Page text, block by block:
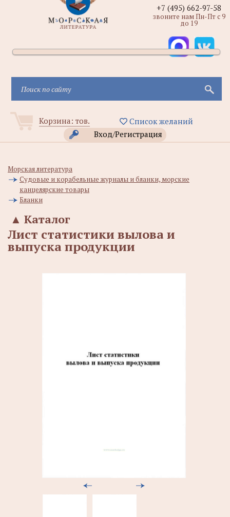
Корзина: тов.
Список желаний
Вход/Регистрация
+7 (495) 662-97-58
звоните нам Пн-Пт с 9
до 19
Морская литература
Судовые и корабельные журналы и бланки, морские
канцелярские товары
Бланки
Каталог
▲
Лист статистики вылова и
выпуска продукции